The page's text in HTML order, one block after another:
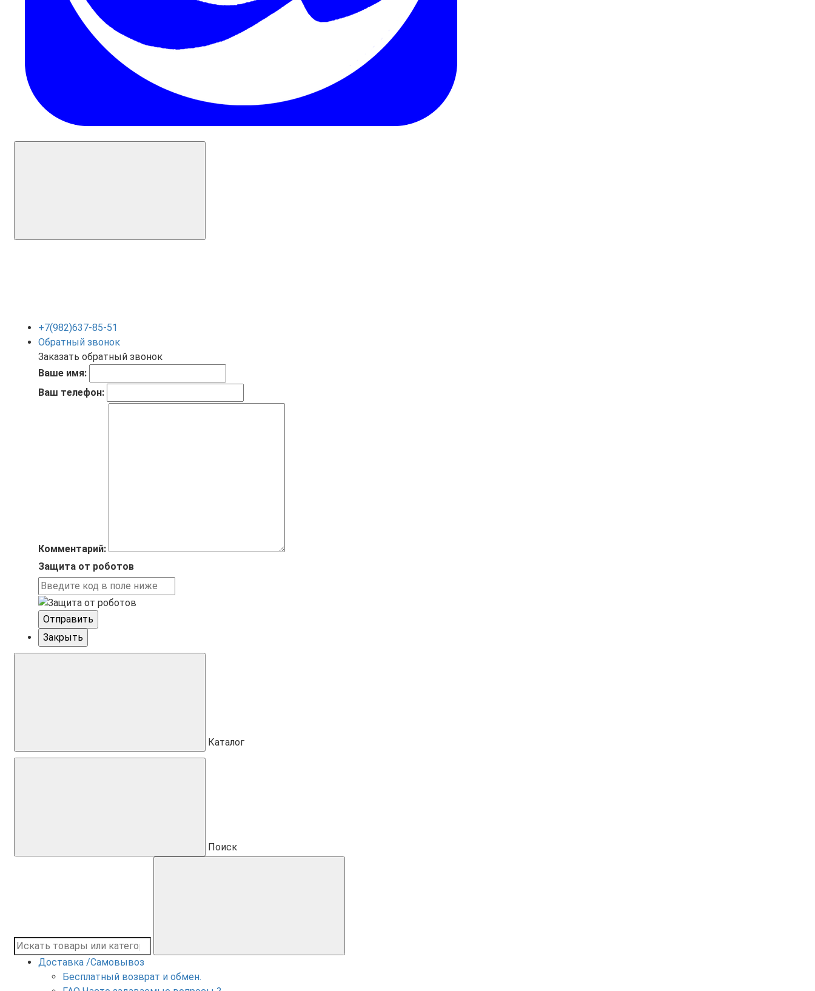
+7(982)637-85-51
Обратный звонок
Заказать обратный звонок
Ваше имя:
Ваш телефон:
Комментарий:
Защита от роботов
Отправить
Закрыть
Каталог
Поиск
Доставка /Самовывоз
Бесплатный возврат и обмен.